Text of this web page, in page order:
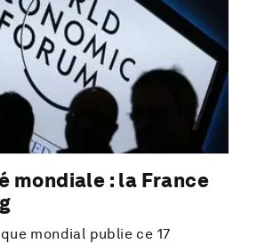
mondiale : la France
mondial publie ce 17